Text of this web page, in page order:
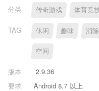
分类
传奇游戏 体育竞
TAG 休闲 趣味 消除
空间
版本
2.9.36
要求
Android 8.7 以上